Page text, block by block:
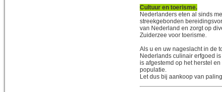
Cultuur en toerisme.
Nederlanders eten al sinds
streekgebonden
van Nederland en zorgt op
Zuiderzee voor toerisme.
Als u en uw nageslacht in de
Nederlands culinair erfgoed
is afgestemd op het herstel
populatie.
Let dus bij aankoop van